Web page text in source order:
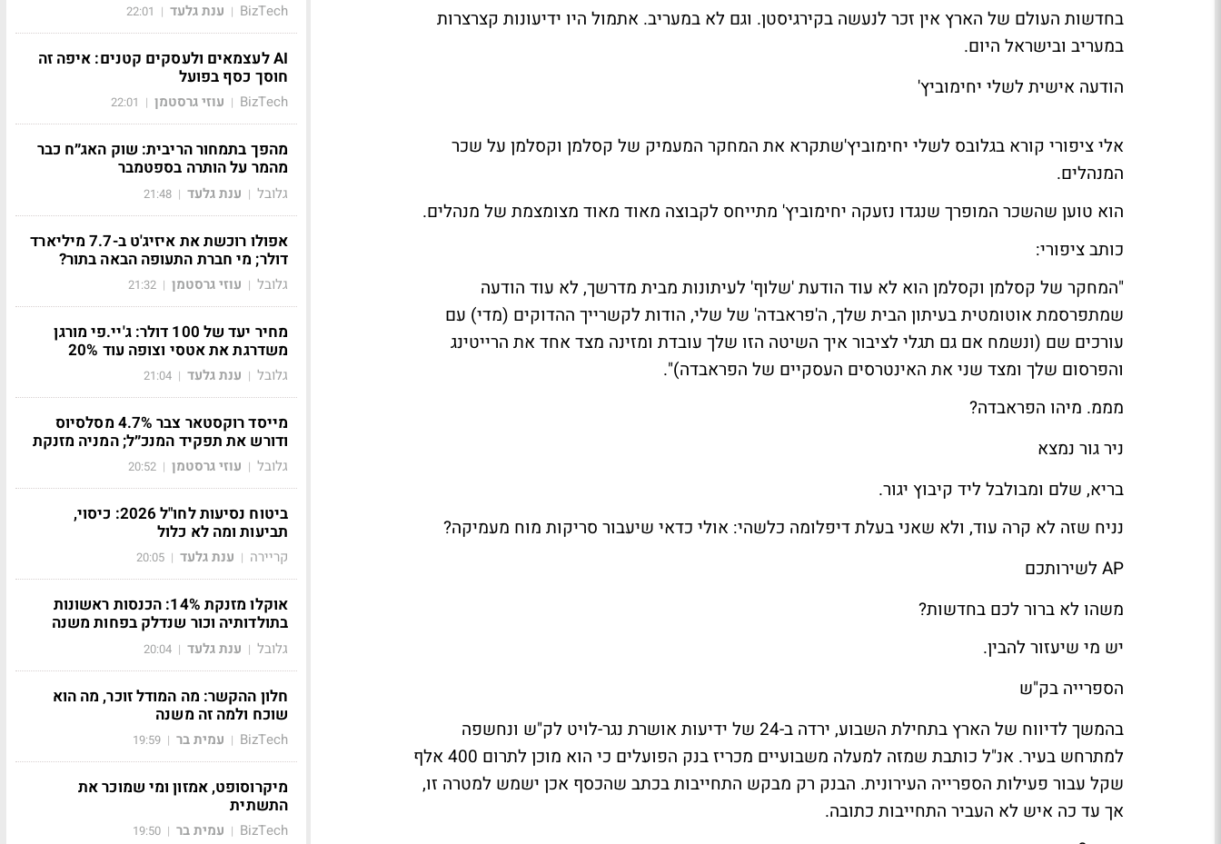
בחדשות העולם של הארץ אין זכר לנעשה בקירגיסטן. וגם לא במעריב. אתמול היו ידיעונות קצרצרות
במעריב ובישראל היום.
הודעה אישית לשלי יחימוביץ'
אלי ציפורי קורא בגלובס לשלי יחימוביץ'שתקרא את המחקר המעמיק של קסלמן וקסלמן על שכר
המנהלים.
הוא טוען שהשכר המופרך שנגדו נזעקה יחימוביץ' מתייחס לקבוצה מאוד מאוד מצומצמת של מנהלים.
כותב ציפורי:
"המחקר של קסלמן וקסלמן הוא לא עוד הודעת 'שלוף' לעיתונות מבית מדרשך, לא עוד הודעה
שמתפרסמת אוטומטית בעיתון הבית שלך, ה'פראבדה' של שלי, הודות לקשרייך ההדוקים (מדי) עם
עורכים שם (ונשמח אם גם תגלי לציבור איך השיטה הזו שלך עובדת ומזינה מצד אחד את הרייטינג
והפרסום שלך ומצד שני את האינטרסים העסקיים של הפראבדה)".
מממ. מיהו הפראבדה?
ניר גור נמצא
בריא, שלם ומבולבל ליד קיבוץ יגור.
נניח שזה לא קרה עוד, ולא שאני בעלת דיפלומה כלשהי: אולי כדאי שיעבור סריקות מוח מעמיקה?
AP לשירותכם
משהו לא ברור לכם בחדשות?
יש מי שיעזור להבין.
הספרייה בק"ש
בהמשך לדיווח של הארץבתחילת השבוע, ירדה ב-24 של ידיעות אושרת נגר-לויט לק"ש ונחשפה
למתרחש בעיר. אנ"ל כותבת שמזה למעלה משבועיים מכריז בנק הפועלים כי הוא מוכן לתרום 400 אלף
שקל עבור פעילות הספרייה העירונית. הבנק רק מבקש התחייבות בכתב שהכסף אכן ישמש למטרה זו,
אך עד כה איש לא העביר התחייבות כתובה.
BizTech
| ענת גלעד |
22:01
AI לעצמאים ולעסקים קטנים: איפה זה
חוסך כסף בפועל
BizTech
| עוזי גרסטמן |
22:01
מהפך בתמחור הריבית: שוק האג״ח כבר
מהמר על הותרה בספטמבר
גלובל | ענת גלעד |
21:48
אפולו רוכשת את איזיג'ט ב-7.7 מיליארד
דולר; מי חברת התעופה הבאה בתור?
גלובל | עוזי גרסטמן |
21:32
מחיר יעד של 100 דולר: ג'יי.פי מורגן
משדרגת את אטסי וצופה עוד 20%
גלובל | ענת גלעד |
21:04
מייסד רוקסטאר צבר 4.7% מסלסיוס
ודורש את תפקיד המנכ״ל; המניה מזנקת
גלובל | עוזי גרסטמן |
20:52
ביטוח נסיעות לחו"ל 2026: כיסוי,
תביעות ומה לא כלול
קריירה | ענת גלעד |
20:05
אוקלו מזנקת 14%: הכנסות ראשונות
בתולדותיה וכור שנדלק בפחות משנה
גלובל | ענת גלעד |
20:04
חלון ההקשר: מה המודל זוכר, מה הוא
שוכח ולמה זה משנה
BizTech
| עמית בר |
19:59
מיקרוסופט, אמזון ומי שמוכר את
התשתית
BizTech
| עמית בר |
19:50